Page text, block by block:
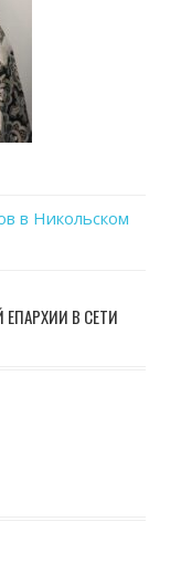
в Никольском
В СЕТИ